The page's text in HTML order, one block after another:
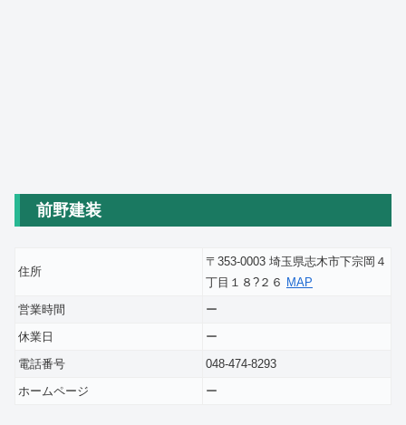
前野建装
住所
〒353-0003 埼玉県志木市下宗岡４
丁目１８?２６ MAP
営業時間
ー
休業日
ー
電話番号
048-474-8293
ホームページ
ー